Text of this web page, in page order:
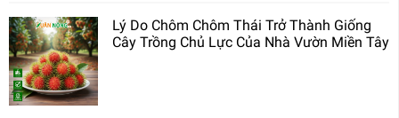
Lý Do Chôm Chôm Thái Trở Thành Giống
Cây Trồng Chủ Lực Của Nhà Vườn Miền Tây